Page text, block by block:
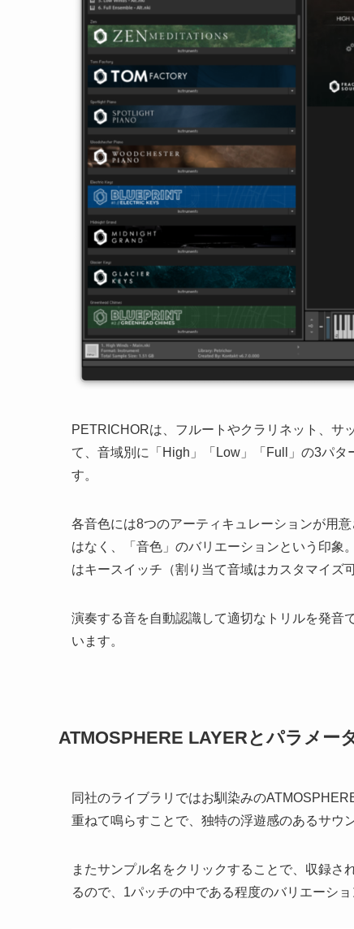
PETRICHORは、フルートやクラリネット、サ
て、音域別に「High」「Low」「Full」の3パ
す。
各音色には8つのアーティキュレーションが用
はなく、「音色」のバリエーションという印象
はキースイッチ（割り当て音域はカスタマイズ
演奏する音を自動認識して適切なトリルを発音
います。
ATMOSPHERE LAYERとパラメー
同社のライブラリではお馴染みの
重ねて鳴らすことで、独特の浮遊感のあるサウ
またサンプル名をクリックすることで、収録さ
るので、1パッチの中である程度のバリエーショ